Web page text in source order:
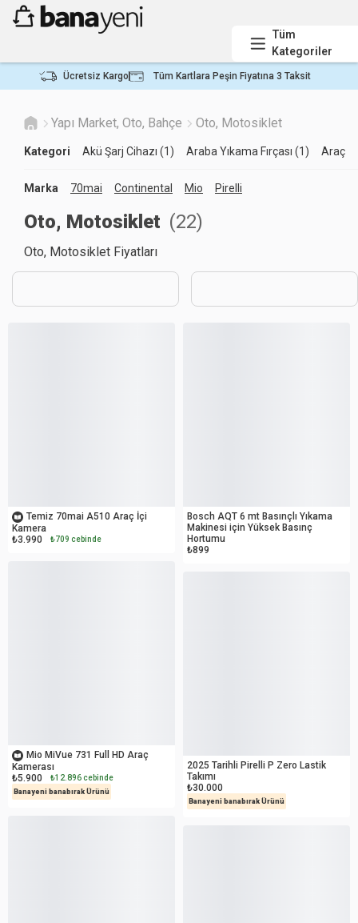
Tüm
Kategoriler
Ücretsiz Kargo Tüm Kartlara Peşin Fiyatına 3 Taksit
Yapı Market, Oto, Bahçe Oto, Motosiklet
Kategori Akü Şarj Cihazı (1) Araba Yıkama Fırçası (1) Araç
Marka 70mai Continental Mio Pirelli
Oto, Motosiklet (22)
Oto, Motosiklet Fiyatları
Temiz 70mai A510 Araç İçi
Kamera
₺3.990
₺709 cebinde
Mio MiVue 731 Full HD Araç
Kamerası
₺5.900
₺12.896 cebinde
Banayeni banabırak Ürünü
Bosch AQT 6 mt Basınçlı Yıkama
Makinesi için Yüksek Basınç
Hortumu
₺899
2025 Tarihli Pirelli P Zero Lastik
Takımı
₺30.000
Banayeni banabırak Ürünü